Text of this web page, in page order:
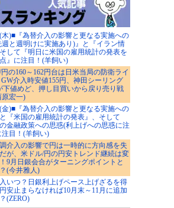
木)■『為替介入の影響と更なる実施への
週と週明けに実施あり)』と『イラン情
して『明日に米国の雇用統計の発表を
』に注目！(羊飼い)
の160～162円台は日米当局の防衛ライ
介入時安値155円、神田シーリング
下値めど、押し目買いから戻り売り戦
原宏一)
金)■『為替介入の影響と更なる実施への
『米国の雇用統計の発表』、そして
の金融政策への思惑(利上げへの思惑に注
注目！(羊飼い)
介入の影響で円は一時的に方向感を失
が、米ドル/円の円安トレンド継続は変
9月日銀会合がターニングポイントと
(今井雅人)
いつ？日銀利上げペース上げざるを得
安止まらなければ10月末～11月に追加
(ZERO)